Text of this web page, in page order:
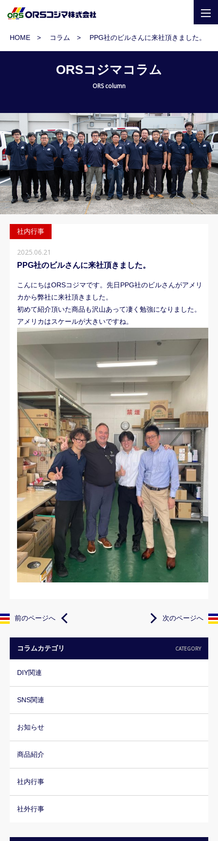
HOME
コラム PPG社のビルさんに来社頂きました。
ORSコジマコラム
ORS column
お知らせ
社内行事
2025.06.21
PPG社のビルさんに来社頂きました。
こんにちはORSコジマです。先日PPG社のビルさんがアメリ
カから弊社に来社頂きました。
初めて紹介頂いた商品も沢山あって凄く勉強になりました。
アメリカはスケールが大きいですね。
前のページへ 次のページへ
コラムカテゴリ CATEGORY
DIY関連
SNS関連
お知らせ
商品紹介
社内行事
社外行事